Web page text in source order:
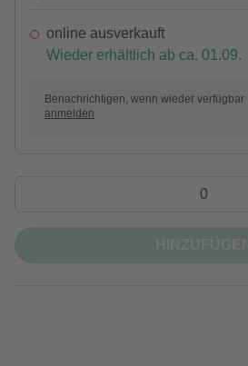
online ausverkauft
Wieder erhältlich ab ca. 01.09.
Benachrichtigen, wenn wieder verfügbar
anmelden